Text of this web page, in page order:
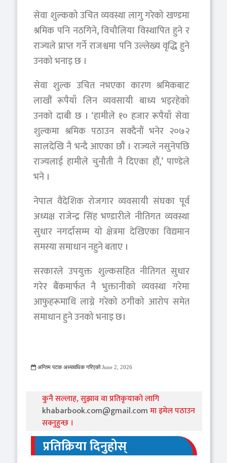
सेवा शुल्कको उचित व्यवस्था लागु गरेको खण्डमा
श्रमिक पनि नठगिने, विचौलिया विस्थापित हुने र
राज्यले प्राप्त गर्ने राजश्वमा पनि उल्लेख्य वृद्धि हुने
उनको भनाइ छ ।
सेवा शुल्क उचित नभएका कारण श्रमिकबाट
लाखौं रूपैयाँ लिन व्यवसायी बाध्य भइरहेको
उनको दाबी छ । ‘हामीले १० हजार रूपैयाँ सेवा
शुल्कमा श्रमिक पठाउन सक्दैनौं भनेर २०७२
सालदेखि नै भन्दै आएका छौं । राज्यले नसुनेपछि
राज्यलाई हामीले चुनौती नै दिएका हौं,’ पाण्डेले
भने ।
नेपाल वैदेशिक रोजगार व्यवसायी संघका पूर्व
अध्यक्ष राजेन्द्र सिंह भण्डारीले नीतिगत व्यवस्था
सुधार नगर्दासम्म यो क्षेत्रमा देखिएका विद्यमान
समस्या समाधान नहुने बताए ।
सरकारले उपयुक्त शुल्कसहित नीतिगत सुधार
गरेर बैंकमार्फत नै भुक्तानीको व्यवस्था गरेमा
आफुहरूमाथि लाग्ने गरेको ठगीको आरोप समेत
समाधान हुने उनको भनाइ छ।
अन्तिम पटक अध्यावधिक गरिएको June 2, 2026
कुनै सल्लाह, सुझाव वा प्रतिकृयाको लागि
khabarbook.com@gmail.comमा इमेल पठाउन
सक्नुहुन्छ ।
प्रतिक्रिया दिनुहोस्